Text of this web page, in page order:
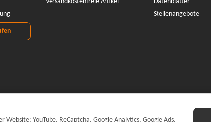
Versandkostenfreie Artikel
Datenblätter
Stellenangebote
YouTube, ReCaptcha, Google Analytics, Google Ads,